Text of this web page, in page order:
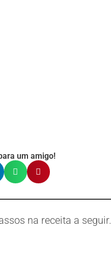
um amigo!
na receita a seguir.